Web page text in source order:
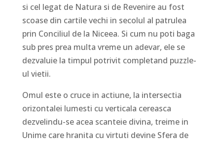
si cel legat de Natura si de Revenire au fost
scoase din cartile vechi in secolul al patrulea
prin Conciliul de la Niceea. Si cum nu poti baga
sub pres prea multa vreme un adevar, ele se
dezvaluie la timpul potrivit completand puzzle-
ul vietii.
Omul este o cruce in actiune, la intersectia
orizontalei lumesti cu verticala cereasca
dezvelindu-se acea scanteie divina, treime in
Unime care hranita cu virtuti devine Sfera de